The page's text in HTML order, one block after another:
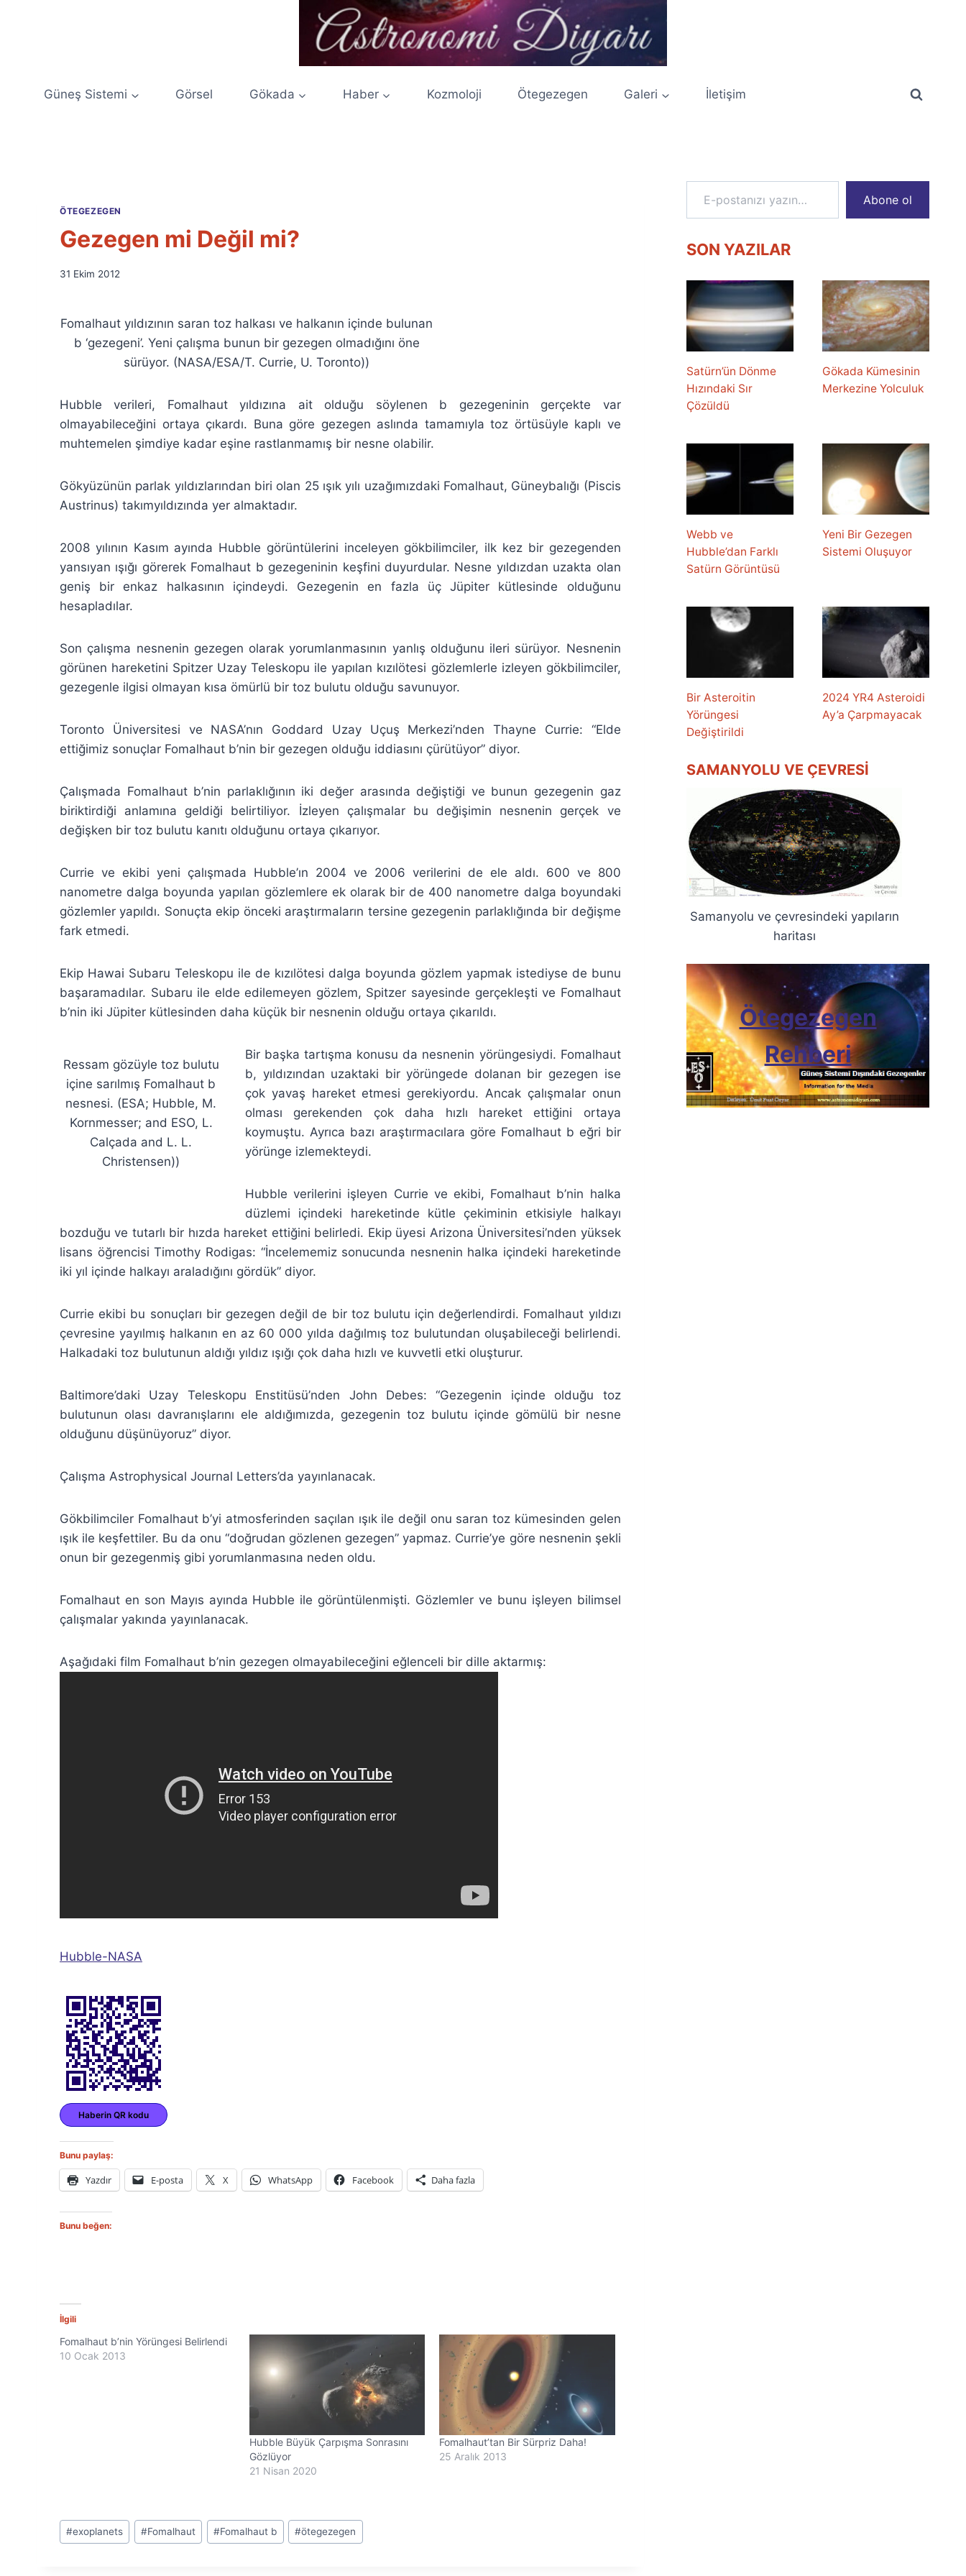
Güneş Sistemi Görsel Gökada Haber Kozmoloji Ötegezegen Galeri İletişim
ÖTEGEZEGEN
Gezegen mi Değil mi?
By
Özyar
31 Ekim 2012
Fomalhaut yıldızının saran toz halkası ve halkanın içinde bulunan
b ‘gezegeni’. Yeni çalışma bunun bir gezegen olmadığını öne
sürüyor. (NASA/ESA/T. Currie, U. Toronto))
Hubble verileri, Fomalhaut yıldızına ait olduğu söylenen b gezegeninin gerçekte var
olmayabileceğini ortaya çıkardı. Buna göre gezegen aslında tamamıyla toz örtüsüyle kaplı ve
muhtemelen şimdiye kadar eşine rastlanmamış bir nesne olabilir.
Gökyüzünün parlak yıldızlarından biri olan 25 ışık yılı uzağımızdaki Fomalhaut, Güneybalığı (Piscis
Austrinus) takımyıldızında yer almaktadır.
2008 yılının Kasım ayında Hubble görüntülerini inceleyen gökbilimciler, ilk kez bir gezegenden
yansıyan ışığı görerek Fomalhaut b gezegeninin keşfini duyurdular. Nesne yıldızdan uzakta olan
geniş bir enkaz halkasının içindeydi. Gezegenin en fazla üç Jüpiter kütlesinde olduğunu
hesapladılar.
Son çalışma nesnenin gezegen olarak yorumlanmasının yanlış olduğunu ileri sürüyor. Nesnenin
görünen hareketini Spitzer Uzay Teleskopu ile yapılan kızılötesi gözlemlerle izleyen gökbilimciler,
gezegenle ilgisi olmayan kısa ömürlü bir toz bulutu olduğu savunuyor.
Toronto Üniversitesi ve NASA’nın Goddard Uzay Uçuş Merkezi’nden Thayne Currie: “Elde
ettiğimiz sonuçlar Fomalhaut b’nin bir gezegen olduğu iddiasını çürütüyor” diyor.
Çalışmada Fomalhaut b’nin parlaklığının iki değer arasında değiştiği ve bunun gezegenin gaz
biriktirdiği anlamına geldiği belirtiliyor. İzleyen çalışmalar bu değişimin nesnenin gerçek ve
değişken bir toz bulutu kanıtı olduğunu ortaya çıkarıyor.
Currie ve ekibi yeni çalışmada Hubble’ın 2004 ve 2006 verilerini de ele aldı. 600 ve 800
nanometre dalga boyunda yapılan gözlemlere ek olarak bir de 400 nanometre dalga boyundaki
gözlemler yapıldı. Sonuçta ekip önceki araştırmaların tersine gezegenin parlaklığında bir değişme
fark etmedi.
Ekip Hawai Subaru Teleskopu ile de kızılötesi dalga boyunda gözlem yapmak istediyse de bunu
başaramadılar. Subaru ile elde edilemeyen gözlem, Spitzer sayesinde gerçekleşti ve Fomalhaut
b’nin iki Jüpiter kütlesinden daha küçük bir nesnenin olduğu ortaya çıkarıldı.
Ressam gözüyle toz bulutu
içine sarılmış Fomalhaut b
nesnesi. (ESA; Hubble, M.
Kornmesser; and ESO, L.
Calçada and L. L.
Christensen))
Bir başka tartışma konusu da nesnenin yörüngesiydi. Fomalhaut
b, yıldızından uzaktaki bir yörüngede dolanan bir gezegen ise
çok yavaş hareket etmesi gerekiyordu. Ancak çalışmalar onun
olması gerekenden çok daha hızlı hareket ettiğini ortaya
koymuştu. Ayrıca bazı araştırmacılara göre Fomalhaut b eğri bir
yörünge izlemekteydi.
Hubble verilerini işleyen Currie ve ekibi, Fomalhaut b’nin halka
düzlemi içindeki hareketinde kütle çekiminin etkisiyle halkayı
bozduğu ve tutarlı bir hızda hareket ettiğini belirledi. Ekip üyesi Arizona Üniversitesi’nden yüksek
lisans öğrencisi Timothy Rodigas: “İncelememiz sonucunda nesnenin halka içindeki hareketinde
iki yıl içinde halkayı araladığını gördük” diyor.
Currie ekibi bu sonuçları bir gezegen değil de bir toz bulutu için değerlendirdi. Fomalhaut yıldızı
çevresine yayılmış halkanın en az 60 000 yılda dağılmış toz bulutundan oluşabileceği belirlendi.
Halkadaki toz bulutunun aldığı yıldız ışığı çok daha hızlı ve kuvvetli etki oluşturur.
Baltimore’daki Uzay Teleskopu Enstitüsü’nden John Debes: “Gezegenin içinde olduğu toz
bulutunun olası davranışlarını ele aldığımızda, gezegenin toz bulutu içinde gömülü bir nesne
olduğunu düşünüyoruz” diyor.
Çalışma Astrophysical Journal Letters’da yayınlanacak.
Gökbilimciler Fomalhaut b’yi atmosferinden saçılan ışık ile değil onu saran toz kümesinden gelen
ışık ile keşfettiler. Bu da onu “doğrudan gözlenen gezegen” yapmaz. Currie’ye göre nesnenin şekli
onun bir gezegenmiş gibi yorumlanmasına neden oldu.
Fomalhaut en son Mayıs ayında Hubble ile görüntülenmişti. Gözlemler ve bunu işleyen bilimsel
çalışmalar yakında yayınlanacak.
Aşağıdaki film Fomalhaut b’nin gezegen olmayabileceğini eğlenceli bir dille aktarmış:
Hubble-NASA
Haberin QR kodu
Bunu paylaş:
Yazdır E-posta X WhatsApp Facebook Daha fazla
Bunu beğen:
İlgili
Fomalhaut b’nin Yörüngesi Belirlendi
10 Ocak 2013
Hubble Büyük Çarpışma Sonrasını
Gözlüyor
21 Nisan 2020
Fomalhaut’tan Bir Sürpriz Daha!
25 Aralık 2013
Post
Tags:
#exoplanets #Fomalhaut #Fomalhaut b #ötegezegen
E-postanızı yazın…
Abone ol
SON YAZILAR
Satürn’ün Dönme
Hızındaki Sır
Çözüldü
Gökada Kümesinin
Merkezine Yolculuk
Webb ve
Hubble’dan Farklı
Satürn Görüntüsü
Yeni Bir Gezegen
Sistemi Oluşuyor
Bir Asteroitin
Yörüngesi
Değiştirildi
2024 YR4 Asteroidi
Ay’a Çarpmayacak
SAMANYOLU VE ÇEVRESI
Samanyolu ve çevresindeki yapıların
haritası
Ötegezegen
Rehberi